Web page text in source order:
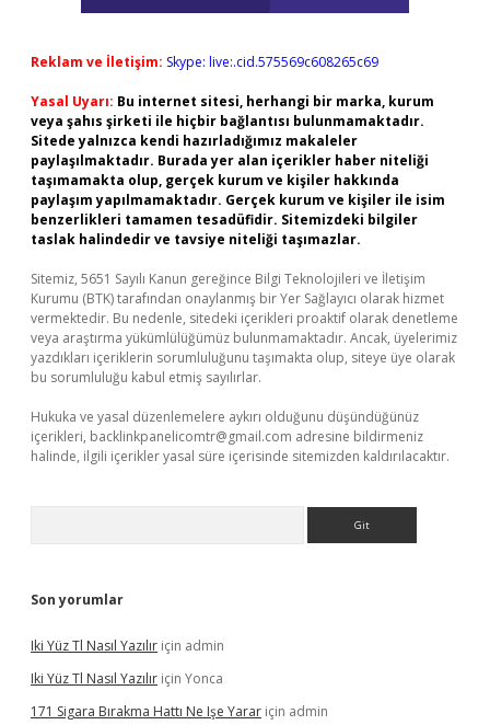
Reklam ve İletişim: Skype: live:.cid.575569c608265c69
Yasal Uyarı: Bu internet sitesi, herhangi bir marka, kurum
veya şahıs şirketi ile hiçbir bağlantısı bulunmamaktadır.
Sitede yalnızca kendi hazırladığımız makaleler
paylaşılmaktadır. Burada yer alan içerikler haber niteliği
taşımamakta olup, gerçek kurum ve kişiler hakkında
paylaşım yapılmamaktadır. Gerçek kurum ve kişiler ile isim
benzerlikleri tamamen tesadüfidir. Sitemizdeki bilgiler
taslak halindedir ve tavsiye niteliği taşımazlar.
Sitemiz, 5651 Sayılı Kanun gereğince Bilgi Teknolojileri ve İletişim
Kurumu (BTK) tarafından onaylanmış bir Yer Sağlayıcı olarak hizmet
vermektedir. Bu nedenle, sitedeki içerikleri proaktif olarak denetleme
veya araştırma yükümlülüğümüz bulunmamaktadır. Ancak, üyelerimiz
yazdıkları içeriklerin sorumluluğunu taşımakta olup, siteye üye olarak
bu sorumluluğu kabul etmiş sayılırlar.
Hukuka ve yasal düzenlemelere aykırı olduğunu düşündüğünüz
içerikleri, backlinkpanelicomtr@gmail.com adresine bildirmeniz
halinde, ilgili içerikler yasal süre içerisinde sitemizden kaldırılacaktır.
Son yorumlar
Iki Yüz Tl Nasıl Yazılır için admin
Iki Yüz Tl Nasıl Yazılır için Yonca
171 Sigara Bırakma Hattı Ne Işe Yarar için admin